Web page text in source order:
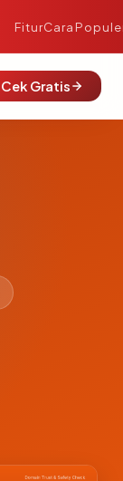
FiturCara
Cek Gratis